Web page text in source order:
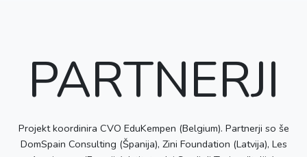
PARTNERJI
Projekt koordinira CVO EduKempen (Belgium). Partnerji so še
DomSpain Consulting (Španija), Zini Foundation (Latvija), Les